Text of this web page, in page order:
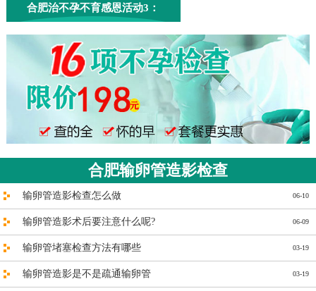
合肥治不孕不育感恩活动3：
合肥输卵管造影检查
06-10
输卵管造影检查怎么做
06-09
输卵管造影术后要注意什么呢?
03-19
输卵管堵塞检查方法有哪些
03-19
输卵管造影是不是疏通输卵管